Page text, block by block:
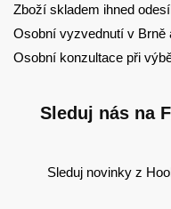
Zboží skladem ihned
Osobní vyzvednutí v Brně
Osobní konzultace při
Sleduj nás na
Sleduj novinky z